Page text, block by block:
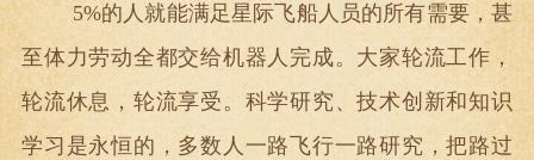
5%的人就能满足星际飞船人员的所有需要，甚
至体力劳动全都交给机器人完成。大家轮流工作，
轮流休息，轮流享受。科学研究、技术创新和知识
学习是永恒的，多数人一路飞行一路研究，把路过